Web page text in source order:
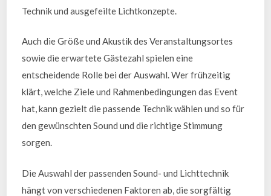
Technik und ausgefeilte Lichtkonzepte.
Auch die Größe und Akustik des Veranstaltungsortes
sowie die erwartete Gästezahl spielen eine
entscheidende Rolle bei der Auswahl. Wer frühzeitig
klärt, welche Ziele und Rahmenbedingungen das Event
hat, kann gezielt die passende Technik wählen und so für
den gewünschten Sound und die richtige Stimmung
sorgen.
Die Auswahl der passenden Sound- und Lichttechnik
hängt von verschiedenen Faktoren ab, die sorgfältig